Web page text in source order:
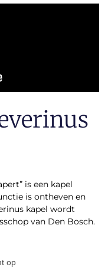
is een kapel
is ontheven en
kapel wordt
van Den Bosch.
op